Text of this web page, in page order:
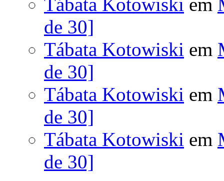
Tábata Kotowiski em
de 30]
Tábata Kotowiski em
de 30]
Tábata Kotowiski em
de 30]
Tábata Kotowiski em
de 30]